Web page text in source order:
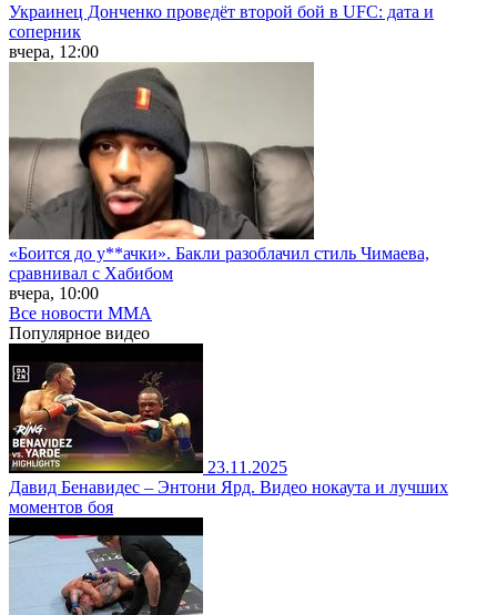
Украинец Донченко проведёт второй бой в UFC: дата и
соперник
вчера, 12:00
«Боится до у**ачки». Бакли разоблачил стиль Чимаева,
сравнивал с Хабибом
вчера, 10:00
Все новости MMA
Популярное видео
23.11.2025
Давид Бенавидес – Энтони Ярд. Видео нокаута и лучших
моментов боя